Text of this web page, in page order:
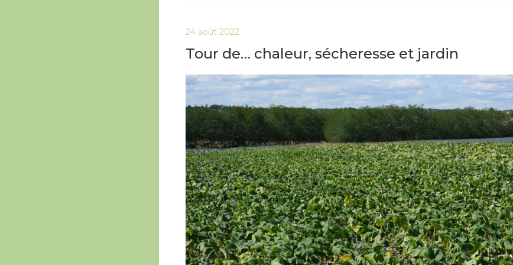
24 août 2022
Tour de… chaleur, sécheresse et jardin